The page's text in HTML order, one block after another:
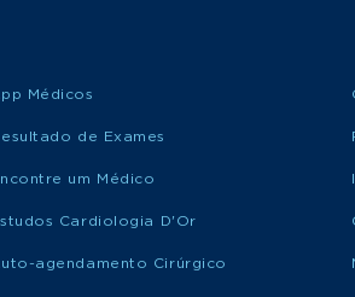
Médicos
de Exames
um Médico
Cardiologia D'Or
agendamento Cirúrgico